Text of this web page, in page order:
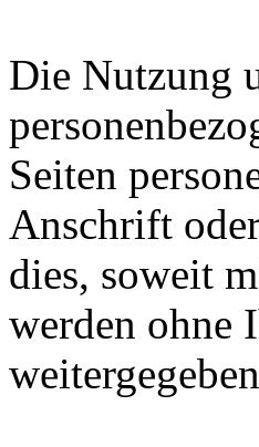
Die Nutzung
Seiten
Anschrift
dies, soweit
werden ohne